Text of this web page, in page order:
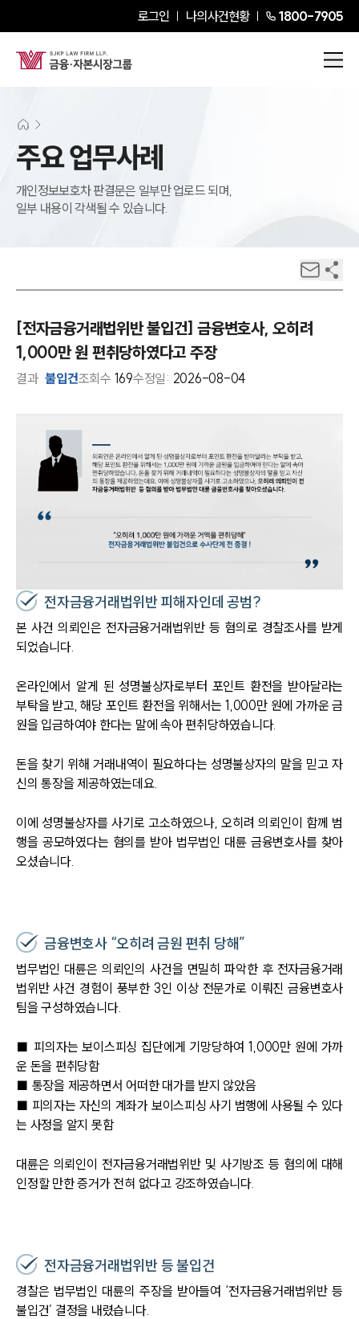
로그인 나의사건현황 1800-7905
대륜의 강점
오시는 길
글로벌 파트너 로펌
AI대륜
사례분석/최신동향
법률정보
법률지식인
주요 업무사례
개인정보보호차 판결문은 일부만 업로드 되며,
일부 내용이 각색될 수 있습니다.
[전자금융거래법위반 불입건] 금융변호사, 오히려
1,000만 원 편취당하였다고 주장
결과 불입건조회수 169수정일: 2026-08-04
전자금융거래법위반 피해자인데 공범?
본 사건 의뢰인은 전자금융거래법위반 등 혐의로 경찰조사를 받게
되었습니다.
온라인에서 알게 된 성명불상자로부터 포인트 환전을 받아달라는
부탁을 받고, 해당 포인트 환전을 위해서는 1,000만 원에 가까운 금
원을 입금하여야 한다는 말에 속아 편취당하였습니다.
돈을 찾기 위해 거래내역이 필요하다는 성명불상자의 말을 믿고 자
신의 통장을 제공하였는데요.
이에 성명불상자를 사기로 고소하였으나, 오히려 의뢰인이 함께 범
행을 공모하였다는 혐의를 받아 법무법인 대륜 금융변호사를 찾아
오셨습니다.
금융변호사 “오히려 금원 편취 당해”
법무법인 대륜은 의뢰인의 사건을 면밀히 파악한 후 전자금융거래
법위반 사건 경험이 풍부한 3인 이상 전문가로 이뤄진 금융변호사
팀을 구성하였습니다.
■ 피의자는 보이스피싱 집단에게 기망당하여 1,000만 원에 가까
운 돈을 편취당함
■ 통장을 제공하면서 어떠한 대가를 받지 않았음
■ 피의자는 자신의 계좌가 보이스피싱 사기 범행에 사용될 수 있다
는 사정을 알지 못함
대륜은 의뢰인이 전자금융거래법위반 및 사기방조 등 혐의에 대해
인정할 만한 증거가 전혀 없다고 강조하였습니다.
전자금융거래법위반 등 불입건
경찰은 법무법인 대륜의 주장을 받아들여 ‘전자금융거래법위반 등
불입건’ 결정을 내렸습니다.